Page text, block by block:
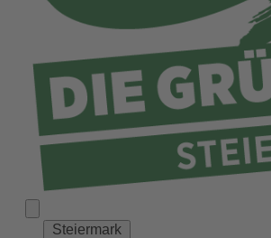
Murtal
Südoststeiermark
Voitsberg
Steiermark